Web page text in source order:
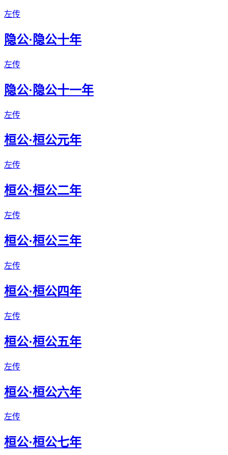
左传
隐公·隐公十年
左传
隐公·隐公十一年
左传
桓公·桓公元年
左传
桓公·桓公二年
左传
桓公·桓公三年
左传
桓公·桓公四年
左传
桓公·桓公五年
左传
桓公·桓公六年
左传
桓公·桓公七年